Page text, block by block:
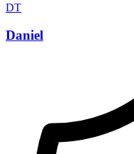
DT
Daniel